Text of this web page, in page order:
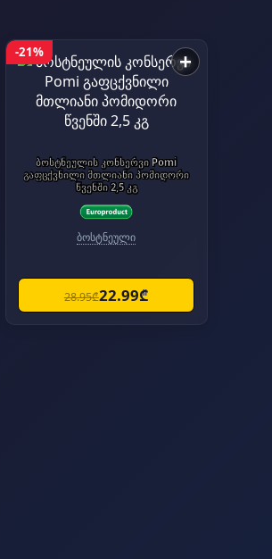
-21% +
ბოსტნეულის კონსერვი Pomi
გაფცქვნილი მთლიანი პომიდორი
წვენში 2,5 კგ
ბოსტნეული
28.95₾22.99₾